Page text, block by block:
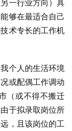
一行业方向）具
够在最适合自己
术专长的工作机
个人的生活环境
或配偶工作调动
（或不得不搬迁
于拟录取岗位所
，且该岗位的工